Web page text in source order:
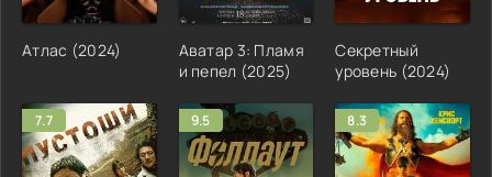
Атлас (2024)
Аватар 3: Пламя
и пепел (2025)
Секретный
уровень (2024)
7.7 9.5 8.3